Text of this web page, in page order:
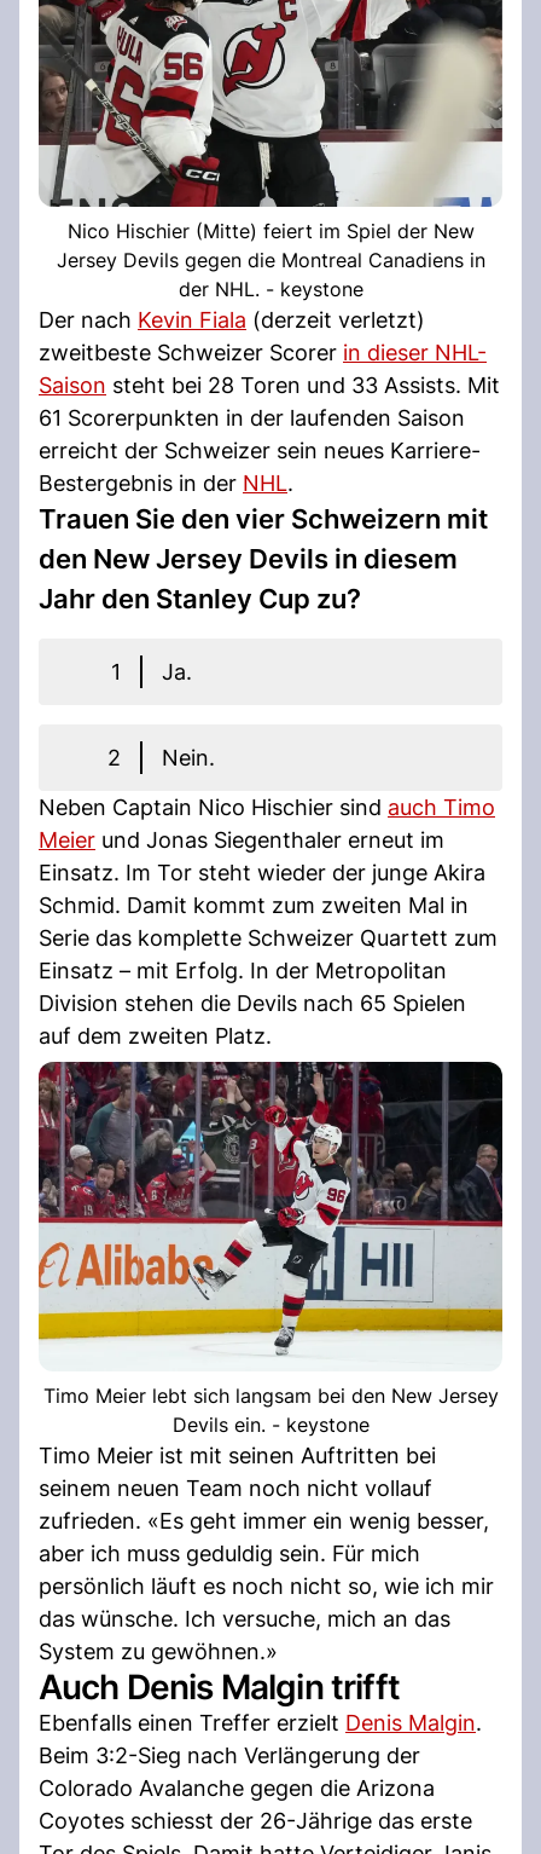
Nico Hischier (Mitte) feiert im Spiel der New
Jersey Devils gegen die Montreal Canadiens in
der NHL. - keystone
Der nach Kevin Fiala (derzeit verletzt)
zweitbeste Schweizer Scorer in dieser NHL-
Saison steht bei 28 Toren und 33 Assists. Mit
61 Scorerpunkten in der laufenden Saison
erreicht der Schweizer sein neues Karriere-
Bestergebnis in der NHL.
Trauen Sie den vier Schweizern mit
den New Jersey Devils in diesem
Jahr den Stanley Cup zu?
1 Ja.
2
Nein.
Neben Captain Nico Hischier sind auch Timo
Meier und Jonas Siegenthaler erneut im
Einsatz. Im Tor steht wieder der junge Akira
Schmid. Damit kommt zum zweiten Mal in
Serie das komplette Schweizer Quartett zum
Einsatz – mit Erfolg. In der Metropolitan
Division stehen die Devils nach 65 Spielen
auf dem zweiten Platz.
Timo Meier lebt sich langsam bei den New Jersey
Devils ein. - keystone
Timo Meier ist mit seinen Auftritten bei
seinem neuen Team noch nicht vollauf
zufrieden. «Es geht immer ein wenig besser,
aber ich muss geduldig sein. Für mich
persönlich läuft es noch nicht so, wie ich mir
das wünsche. Ich versuche, mich an das
System zu gewöhnen.»
Auch Denis Malgin trifft
Ebenfalls einen Treffer erzielt Denis Malgin.
Beim 3:2-Sieg nach Verlängerung der
Colorado Avalanche gegen die Arizona
Coyotes schiesst der 26-Jährige das erste